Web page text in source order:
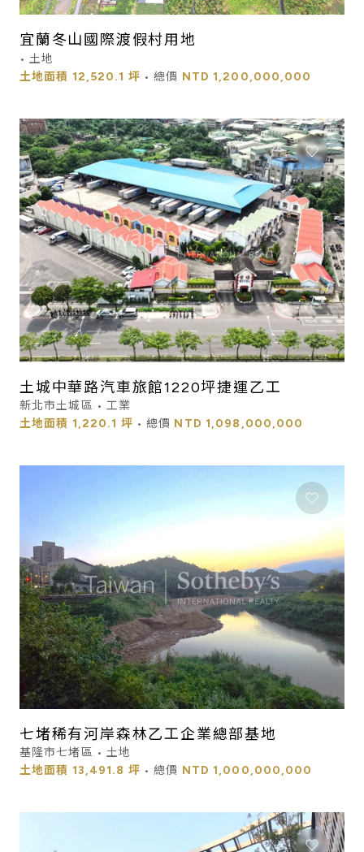
宜蘭冬山國際渡假村用地
• 土地
土地面積 12,520.1 坪 • 總價 NTD 1,200,000,000
土城中華路汽車旅館1220坪捷運乙工
新北市土城區 • 工業
土地面積 1,220.1 坪 • 總價 NTD 1,098,000,000
七堵稀有河岸森林乙工企業總部基地
基隆市七堵區 • 土地
土地面積 13,491.8 坪 • 總價 NTD 1,000,000,000